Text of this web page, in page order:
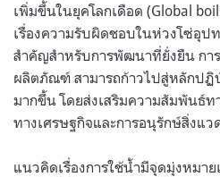
เพิ่มขึ้นในยุคโลกเดือด (Global
เรื่องความรับผิดชอบในห่วงโซ่อุป
สำคัญสำหรับการพัฒนาที่ยั่งยืน กา
ผลิตภัณฑ์ สามารถก้าวไปสู่หลักป
มากขึ้น โดยส่งเสริมความสัมพันธ์ท
ทางเศรษฐกิจและการอนุรักษ์สิ่งแว
แนวคิดเรื่องการใช้น้ำมีจุดมุ่งหมาย